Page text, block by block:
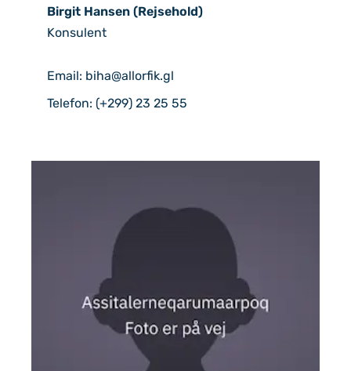
Birgit Hansen (Rejsehold)
Konsulent
Email: biha@allorfik.gl
Telefon: (+299) 23 25 55